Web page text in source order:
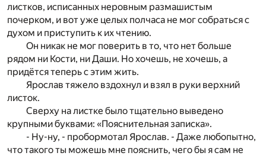
листков, исписанных неровным размашистым
почерком, и вот уже целых полчаса не мог собраться с
духом и приступить к их чтению.
Он никак не мог поверить в то, что нет больше
рядом ни Кости, ни Даши. Но хочешь, не хочешь, а
придётся теперь с этим жить.
Ярослав тяжело вздохнул и взял в руки верхний
листок.
Сверху на листке было тщательно выведено
крупными буквами: «Пояснительная записка».
- Ну-ну, - пробормотал Ярослав. - Даже любопытно,
что такого ты можешь мне пояснить, чего бы я сам не